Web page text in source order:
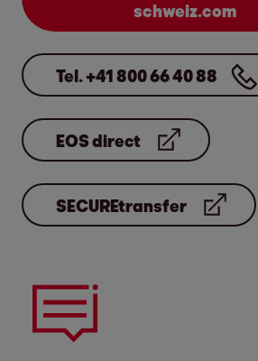
schweiz.com
Tel. +41 800 66 40 88
EOS direct
SECUREtransfer